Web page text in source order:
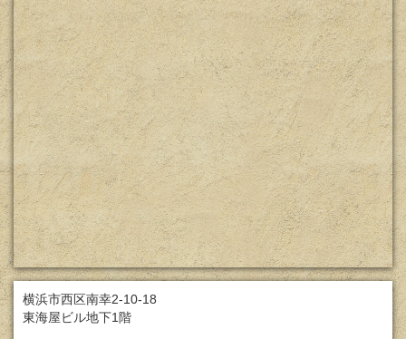
横浜市西区南幸2-10-18
東海屋ビル地下1階